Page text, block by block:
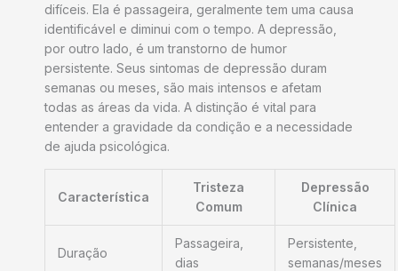
difíceis. Ela é passageira, geralmente tem uma causa
identificável e diminui com o tempo. A depressão,
por outro lado, é um transtorno de humor
persistente. Seus sintomas de depressão duram
semanas ou meses, são mais intensos e afetam
todas as áreas da vida. A distinção é vital para
entender a gravidade da condição e a necessidade
de ajuda psicológica.
Característica
Tristeza
Comum
Depressão
Clínica
Duração
Passageira,
dias
Persistente,
semanas/meses